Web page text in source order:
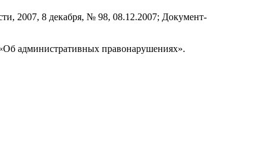
2007, 8 декабря, № 98, 08.12.2007; Документ-
административных правонарушениях».